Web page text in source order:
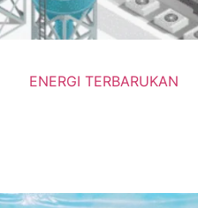
ENERGI TERBARUKAN